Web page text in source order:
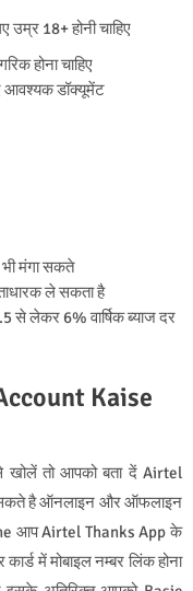
18+ होनी चाहिए
होना चाहिए
आवश्यक डॉक्यूमेंट
भी मंगा सकते
ले सकता है
से लेकर 6% वार्षिक ब्याज दर
Kaise
खोलें तो आपको बता दें Airtel
सकते है ऑनलाइन और ऑफलाइन
आप Airtel Thanks App के
में मोबाइल नम्बर लिंक होना